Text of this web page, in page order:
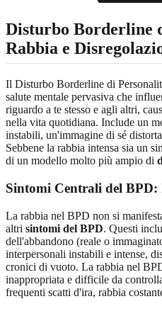
Disturbo Borderline
Rabbia e
Il Disturbo Borderline di
salute mentale pervasiva che
riguardo a te stesso e agli altri,
nella vita quotidiana. Include un
instabili, un'immagine di sé
Sebbene la rabbia intensa sia un
di un modello molto più ampio di
Sintomi Centrali del
La rabbia nel BPD non si
altri sintomi del BPD. Questi
dell'abbandono (reale o
interpersonali instabili e intense,
cronici di vuoto. La rabbia nel
inappropriata e difficile da
frequenti scatti d'ira, rabbia